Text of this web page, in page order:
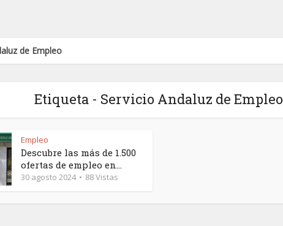
de Empleo
Etiqueta - Servicio Andaluz de Empleo
Empleo
Descubre las más de 1.500
ofertas de empleo en...
30 agosto 2024 88 Vistas